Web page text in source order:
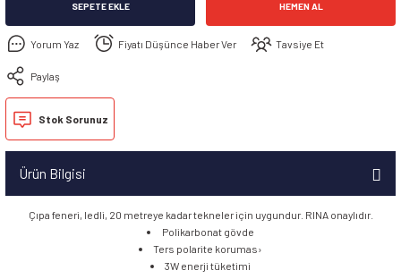
SEPETE EKLE HEMEN AL
Yorum Yaz Fiyatı Düşünce Haber Ver Tavsiye Et
Paylaş
Stok Sorunuz
Ürün Bilgisi
Çıpa feneri, ledli, 20 metreye kadar tekneler için uygundur. RINA onaylıdır.
Polikarbonat gövde
Ters polarite korumas›
3W enerji tüketimi